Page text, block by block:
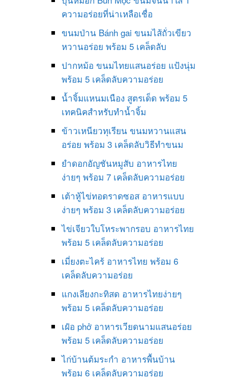
ความอร่อยที่น่าเหลือเชื่อ
ขนมป่าน Bánh gai ขนมไส้ถั่วเขียว
หวานอร่อย พร้อม 5 เคล็ดลับ
ปากหม้อ ขนมไทยแสนอร่อย แป้งนุ่ม
พร้อม 5 เคล็ดลับความอร่อย
น้ำจิ้มแหนมเนือง สูตรเด็ด พร้อม 5
เทคนิคสำหรับทำน้ำจิ้ม
ข้าวเหนียวทุเรียน ขนมหวานแสน
อร่อย พร้อม 3 เคล็ดลับวิธีทำขนม
ยำดอกอัญชันหมูสับ อาหารไทย
ง่ายๆ พร้อม 7 เคล็ดลับความอร่อย
เต้าหู้ไข่ทอดราดซอส อาหารแบบ
ง่ายๆ พร้อม 3 เคล็ดลับความอร่อย
ไข่เจียวใบโหระพากรอบ อาหารไทย
พร้อม 5 เคล็ดลับความอร่อย
เมี่ยงตะไคร้ อาหารไทย พร้อม 6
เคล็ดลับความอร่อย
แกงเลียงกะทิสด อาหารไทยง่ายๆ
พร้อม 5 เคล็ดลับความอร่อย
เฝ๋อ phở อาหารเวียดนามแสนอร่อย
พร้อม 5 เคล็ดลับความอร่อย
ไก่บ้านต้มระกำ อาหารพื้นบ้าน
พร้อม 6 เคล็ดลับความอร่อย